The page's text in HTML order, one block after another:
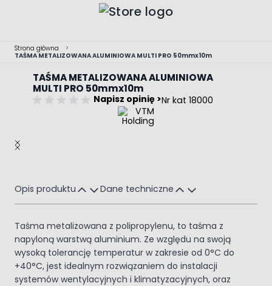
Strona główna
>
TAŚMA METALIZOWANA ALUMINIOWA MULTI PRO 50mmx10m
TAŚMA METALIZOWANA ALUMINIOWA
MULTI PRO 50mmx10m
Napisz opinię >Nr kat 18000
Main image
Click to view image in fullscreen
Opis produktu Dane techniczne
Taśma metalizowana z polipropylenu, to taśma z
napyloną warstwą aluminium. Ze względu na swoją
wysoką tolerancję temperatur w zakresie od 0°C do
+40°C, jest idealnym rozwiązaniem do instalacji
systemów wentylacyjnych i klimatyzacyjnych, oraz